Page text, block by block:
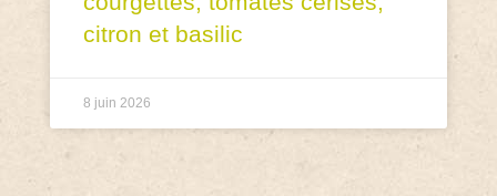
citron et basilic
8 juin 2026